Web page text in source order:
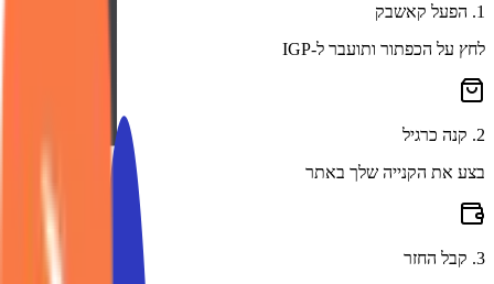
1
. הפעל קאשבק
לחץ על הכפתור ותועבר ל-IGP
2
. קנה כרגיל
בצע את הקנייה שלך באתר
3
. קבל החזר